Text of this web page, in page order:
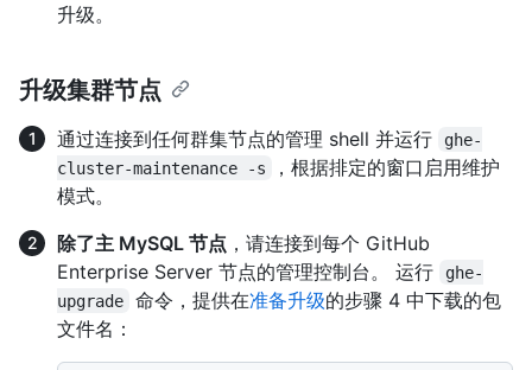
升级。
升级集群节点
通过连接到任何群集节点的管理 shell 并运行
ghe-
cluster-maintenance -s
，根据排定的窗口启用维护
模式。
除了主 MySQL 节点 ，请连接到每个 GitHub
Enterprise Server 节点的管理控制台。 运行
ghe-
upgrade
命令，提供在准备升级的步骤 4 中下载的包
文件名：